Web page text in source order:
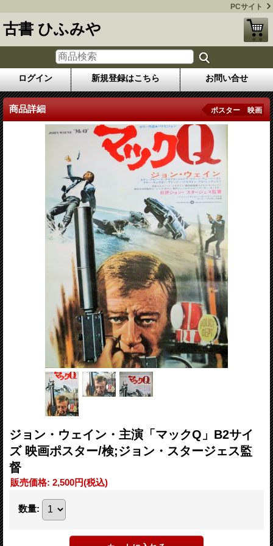
PCサイト
古書 ひふみや
ログイン 新規登録はこちら お問い合せ
商品詳細 ポスター 映画
ジョン・ウェイン・主演「マックQ」B2サイ
ズ 映画ポスター/検;ジョン・スタージェス監
督
販売価格: 2,500円(税込)
数量: